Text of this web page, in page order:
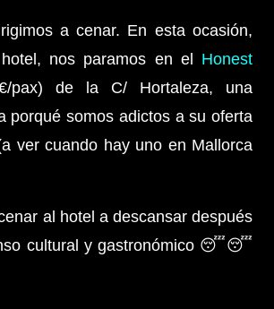
a cenar. En esta ocasión,
nos paramos en el Honest
pax) de la C/ Hortaleza, una
porqué somos adictos a su oferta
ver cuando hay uno en Mallorca
al hotel a descansar después
cultural y gastronómico 😴😴